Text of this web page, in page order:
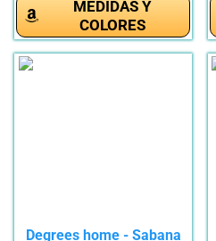
MEDIDAS Y
COLORES
Degrees home - Sabana